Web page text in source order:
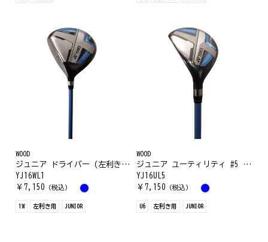
WOOD
ジュニア ドライバー (左利き用)
YJ16WL1
￥ 7,150 （税込）
1W 左利き用 JUNIOR
WOOD
ジュニア ユーティリティ #5 (左利き用)
YJ16UL5
￥ 7,150 （税込）
U6 左利き用 JUNIOR